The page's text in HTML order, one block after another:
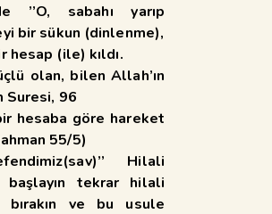
’’O, sabahı yarıp
bir sükun (dinlenme),
hesap (ile) kıldı.
olan, bilen Allah’ın
Suresi, 96
hesaba göre hareket
55/5)
Hilali
başlayın tekrar hilali
bırakın ve bu usule